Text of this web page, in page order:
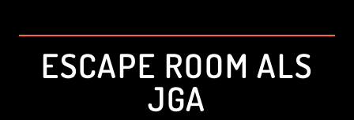
ALLE ERLEBNISSE
START
ESCAPE ROOM ALS
JGA